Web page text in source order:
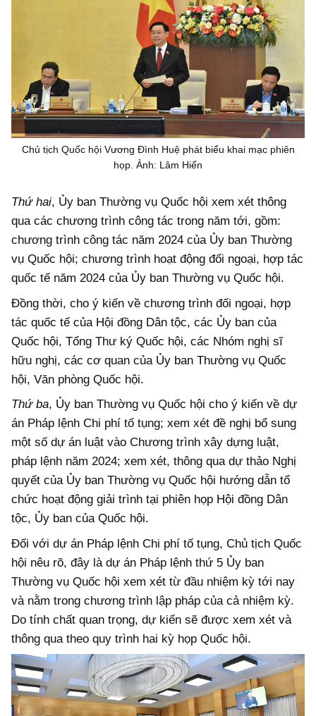
Chủ tịch Quốc hội Vương Đình Huệ phát biểu khai mạc phiên
họp. Ảnh: Lâm Hiển
Thứ hai, Ủy ban Thường vụ Quốc hội xem xét thông
qua các chương trình công tác trong năm tới, gồm:
chương trình công tác năm 2024 của Ủy ban Thường
vụ Quốc hội; chương trình hoạt động đối ngoại, hợp tác
quốc tế năm 2024 của Ủy ban Thường vụ Quốc hội.
Đồng thời, cho ý kiến về chương trình đối ngoại, hợp
tác quốc tế của Hội đồng Dân tộc, các Ủy ban của
Quốc hội, Tổng Thư ký Quốc hội, các Nhóm nghị sĩ
hữu nghị, các cơ quan của Ủy ban Thường vụ Quốc
hội, Văn phòng Quốc hội.
Thứ ba, Ủy ban Thường vụ Quốc hội cho ý kiến về dự
án Pháp lệnh Chi phí tố tụng; xem xét đề nghị bổ sung
một số dự án luật vào Chương trình xây dựng luật,
pháp lệnh năm 2024; xem xét, thông qua dự thảo Nghị
quyết của Ủy ban Thường vụ Quốc hội hướng dẫn tổ
chức hoạt động giải trình tại phiên họp Hội đồng Dân
tộc, Ủy ban của Quốc hội.
Đối với dự án Pháp lệnh Chi phí tố tụng, Chủ tịch Quốc
hội nêu rõ, đây là dự án Pháp lệnh thứ 5 Ủy ban
Thường vụ Quốc hội xem xét từ đầu nhiệm kỳ tới nay
và nằm trong chương trình lập pháp của cả nhiệm kỳ.
Do tính chất quan trọng, dự kiến sẽ được xem xét và
thông qua theo quy trình hai kỳ họp Quốc hội.